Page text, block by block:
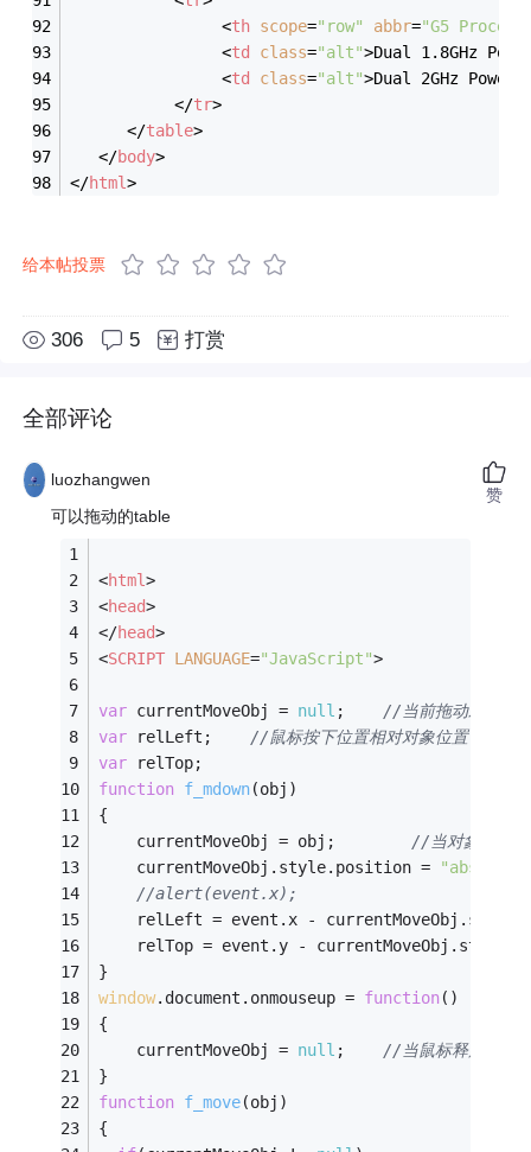
<th scope="row" abbr="G5
<td class="alt">Dual 1.8GHz
<td class="alt">Dual 2GHz
</tr>
</table>
</body>
</html>
给本帖投票
306 5 打赏
全部评论
luozhangwen
可以拖动的table
<html>
<head>
</head>
<SCRIPT LANGUAGE="JavaScript">
var currentMoveObj = null ; //当前拖动对象
var relLeft; //鼠标按下位置相对对象位置
var relTop;
function f_mdown(obj )
{
    currentMoveObj = obj;
//当对象被按下
    currentMoveObj.style.position =
//alert(event.x);
relLeft = event.x -
relTop = event.y -
}
window.document.onmouseup = function( )
{
    currentMoveObj =
null ; //当鼠标释放时同
}
function f_move(obj )
{
赞